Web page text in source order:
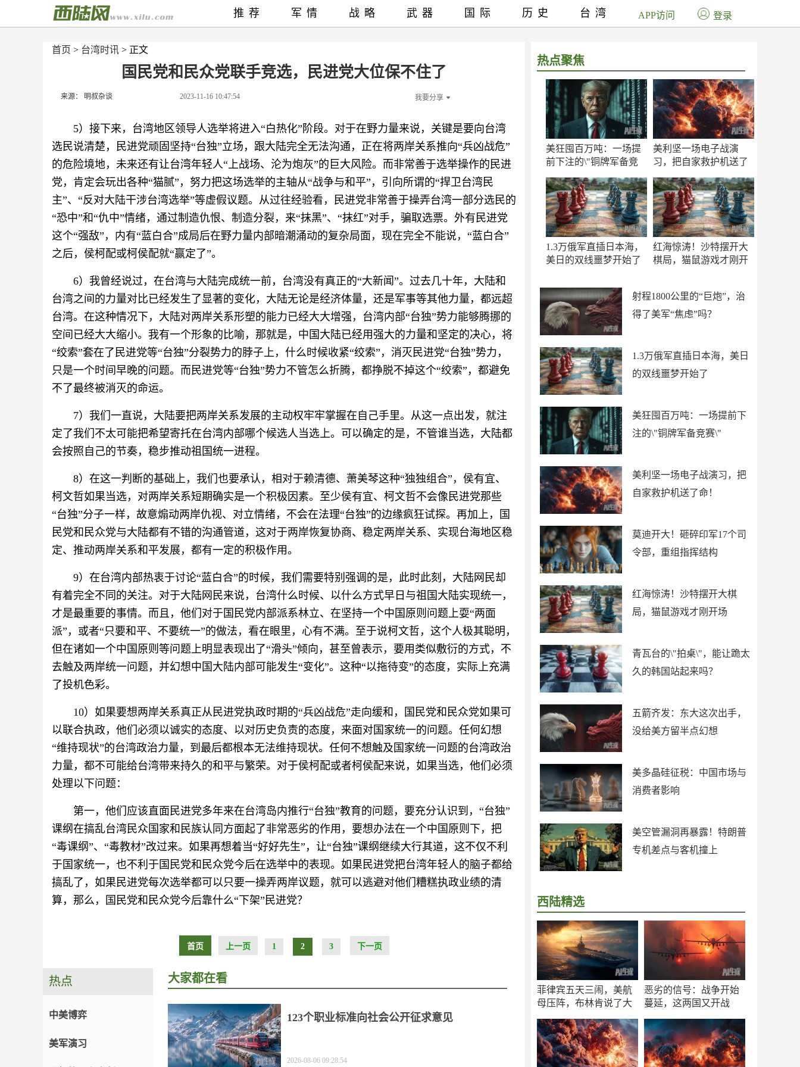
首页 > 台湾时讯 > 正文
国民党和民众党联手竞选，民进党大位保不住了
来源： 明叔杂谈 2023-11-16 10:47:54 我要分享
5）接下来，台湾地区领导人选举将进入“白热化”阶段。对于在野力量来说，关键是要向台湾
选民说清楚，民进党顽固坚持“台独”立场，跟大陆完全无法沟通，正在将两岸关系推向“兵凶战危”
的危险境地，未来还有让台湾年轻人“上战场、沦为炮灰”的巨大风险。而非常善于选举操作的民进
党，肯定会玩出各种“猫腻”，努力把这场选举的主轴从“战争与和平”，引向所谓的“捍卫台湾民
主”、“反对大陆干涉台湾选举”等虚假议题。从过往经验看，民进党非常善于操弄台湾一部分选民的
“恐中”和“仇中”情绪，通过制造仇恨、制造分裂，来“抹黑”、“抹红”对手，骗取选票。外有民进党
这个“强敌”，内有“蓝白合”成局后在野力量内部暗潮涌动的复杂局面，现在完全不能说，“蓝白合”
之后，侯柯配或柯侯配就“赢定了”。
6）我曾经说过，在台湾与大陆完成统一前，台湾没有真正的“大新闻”。过去几十年，大陆和
台湾之间的力量对比已经发生了显著的变化，大陆无论是经济体量，还是军事等其他力量，都远超
台湾。在这种情况下，大陆对两岸关系形塑的能力已经大大增强，台湾内部“台独”势力能够腾挪的
空间已经大大缩小。我有一个形象的比喻，那就是，中国大陆已经用强大的力量和坚定的决心，将
“绞索”套在了民进党等“台独”分裂势力的脖子上，什么时候收紧“绞索”，消灭民进党“台独”势力，
只是一个时间早晚的问题。而民进党等“台独”势力不管怎么折腾，都挣脱不掉这个“绞索”，都避免
不了最终被消灭的命运。
7）我们一直说，大陆要把两岸关系发展的主动权牢牢掌握在自己手里。从这一点出发，就注
定了我们不太可能把希望寄托在台湾内部哪个候选人当选上。可以确定的是，不管谁当选，大陆都
会按照自己的节奏，稳步推动祖国统一进程。
8）在这一判断的基础上，我们也要承认，相对于赖清德、萧美琴这种“独独组合”，侯有宜、
柯文哲如果当选，对两岸关系短期确实是一个积极因素。至少侯有宜、柯文哲不会像民进党那些
“台独”分子一样，故意煽动两岸仇视、对立情绪，不会在法理“台独”的边缘疯狂试探。再加上，国
民党和民众党与大陆都有不错的沟通管道，这对于两岸恢复协商、稳定两岸关系、实现台海地区稳
定、推动两岸关系和平发展，都有一定的积极作用。
9）在台湾内部热衷于讨论“蓝白合”的时候，我们需要特别强调的是，此时此刻，大陆网民却
有着完全不同的关注。对于大陆网民来说，台湾什么时候、以什么方式早日与祖国大陆实现统一，
才是最重要的事情。而且，他们对于国民党内部派系林立、在坚持一个中国原则问题上耍“两面
派”，或者“只要和平、不要统一”的做法，看在眼里，心有不满。至于说柯文哲，这个人极其聪明，
但在诸如一个中国原则等问题上明显表现出了“滑头”倾向，甚至曾表示，要用类似敷衍的方式，不
去触及两岸统一问题，并幻想中国大陆内部可能发生“变化”。这种“以拖待变”的态度，实际上充满
了投机色彩。
10）如果要想两岸关系真正从民进党执政时期的“兵凶战危”走向缓和，国民党和民众党如果可
以联合执政，他们必须以诚实的态度、以对历史负责的态度，来面对国家统一的问题。任何幻想
“维持现状”的台湾政治力量，到最后都根本无法维持现状。任何不想触及国家统一问题的台湾政治
力量，都不可能给台湾带来持久的和平与繁荣。对于侯柯配或者柯侯配来说，如果当选，他们必须
处理以下问题：
第一，他们应该直面民进党多年来在台湾岛内推行“台独”教育的问题，要充分认识到，“台独”
课纲在搞乱台湾民众国家和民族认同方面起了非常恶劣的作用，要想办法在一个中国原则下，把
“毒课纲”、“毒教材”改过来。如果再想着当“好好先生”，让“台独”课纲继续大行其道，这不仅不利
于国家统一，也不利于国民党和民众党今后在选举中的表现。如果民进党把台湾年轻人的脑子都给
搞乱了，如果民进党每次选举都可以只要一操弄两岸议题，就可以逃避对他们糟糕执政业绩的清
算，那么，国民党和民众党今后靠什么“下架”民进党？
首页 上一页 1 2 3 下一页
热点聚焦
美狂囤百万吨：一场提
前下注的\"铜牌军备竞
美利坚一场电子战演
习，把自家救护机送了
1.3万俄军直插日本海，
美日的双线噩梦开始了
红海惊涛！沙特摆开大
棋局，猫鼠游戏才刚开
射程1800公里的“巨炮”，治
得了美军“焦虑”吗？
1.3万俄军直插日本海，美日
的双线噩梦开始了
美狂囤百万吨：一场提前下
注的\"铜牌军备竞赛\"
美利坚一场电子战演习，把
自家救护机送了命！
莫迪开大！砸碎印军17个司
令部，重组指挥结构
红海惊涛！沙特摆开大棋
局，猫鼠游戏才刚开场
青瓦台的\"拍桌\"，能让跪太
久的韩国站起来吗？
五箭齐发：东大这次出手，
没给美方留半点幻想
美多晶硅征税：中国市场与
消费者影响
美空管漏洞再暴露！特朗普
专机差点与客机撞上
西陆精选
菲律宾五天三闹，美航
母压阵，布林肯说了大
恶劣的信号：战争开始
蔓延，这两国又开战
推荐 军情 战略 武器 国际 历史 台湾 APP访问 登录
热点
中美博弈
美军演习
大家都在看
123个职业标准向社会公开征求意见
2026-08-06 09:28:54